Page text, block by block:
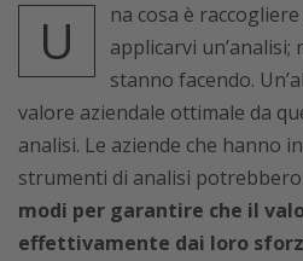
U
na cosa è
applicarvi
stanno facendo.
valore aziendale ottimale da
analisi. Le aziende che hanno
strumenti di analisi
modi per garantire che il
effettivamente dai loro